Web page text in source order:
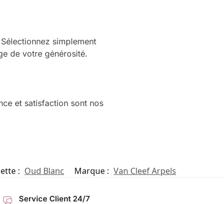
simplement
de votre générosité.
et satisfaction sont nos
: Oud Blanc Marque : Van Cleef Arpels
Service Client 24/7